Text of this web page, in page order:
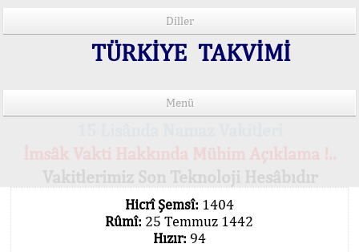
Diller
TÜRKİYE TAKVİMİ
Menü
Hicrî Şemsî: 1404
Rûmî: 25 Temmuz 1442
Hızır: 94